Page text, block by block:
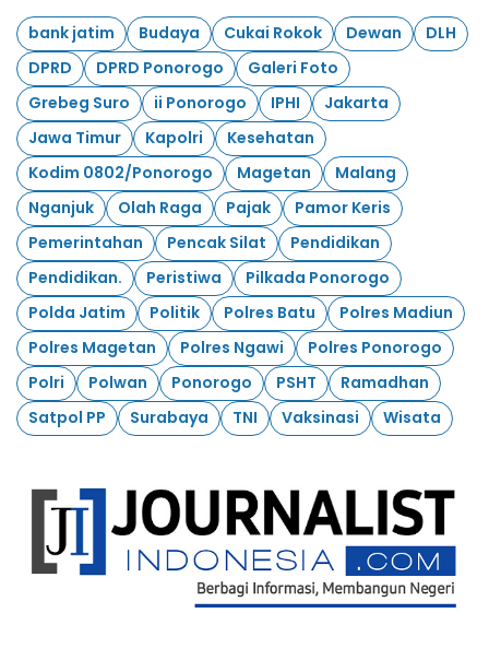
bank jatim Budaya Cukai Rokok Dewan
DLH
DPRD
DPRD Ponorogo
Galeri Foto
Grebeg Suro
ii Ponorogo IPHI
Jakarta
Jawa Timur
Kapolri
Kesehatan
Kodim 0802/Ponorogo
Magetan
Malang
Nganjuk
Olah Raga Pajak
Pamor Keris
Pemerintahan
Pencak Silat
Pendidikan
Pendidikan.
Peristiwa
Pilkada Ponorogo
Polda Jatim
Politik Polres Batu
Polres Madiun
Polres Magetan
Polres Ngawi
Polres Ponorogo
Polri
Polwan Ponorogo PSHT
Ramadhan
Satpol PP
Surabaya TNI Vaksinasi Wisata